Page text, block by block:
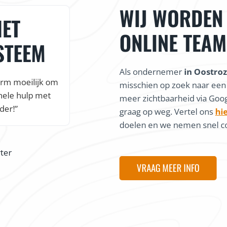
moeilijk om
hulp met
WIJ
ONLINE TEAM
Als ondernemer in
misschien op zoek naar
meer zichtbaarheid via
graag op weg. Vertel ons
doelen en we nemen snel
VRAAG MEER INFO